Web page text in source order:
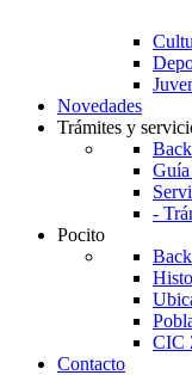
Novedades
Trámites y
Back
Guía
-
Pocito
Back
CIC
Contacto